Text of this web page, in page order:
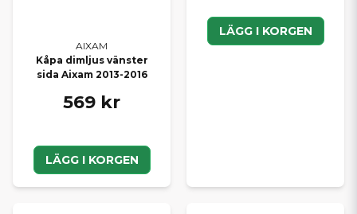
AIXAM
Kåpa dimljus vänster
sida Aixam 2013-2016
569 kr
LÄGG I KORGEN
LÄGG I KORGEN